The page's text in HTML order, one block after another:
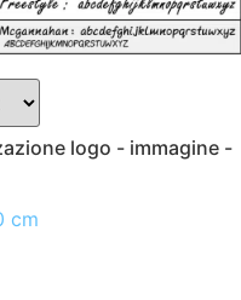
logo - immagine -
cm